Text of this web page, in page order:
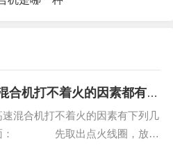
塔香，也可以直接熏蒸或直接
郁。机械混合机普及的时候，
带来了很多方便，提醒大家在
以后更方便的使用，减少频繁
合机打不着火的因素都有哪
合机打不着火的因素有下列几
： 先取出点火线圈，放到